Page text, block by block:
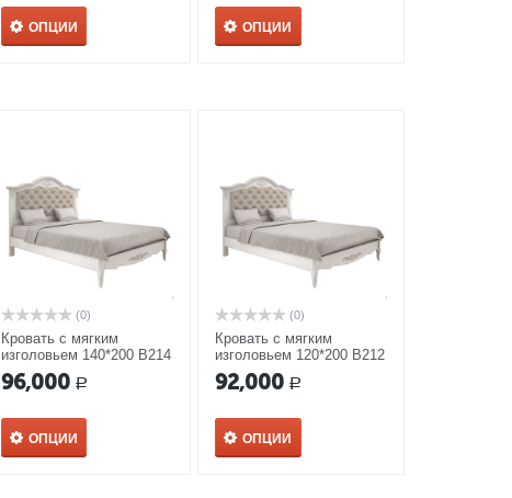
ОПЦИИ ОПЦИИ
(0)
Кровать с мягким
изголовьем 140*200 В214
Прованс Алетан
96,000 Р
ОПЦИИ
(0)
Кровать с мягким
изголовьем 120*200 В212
Прованс Алетан
92,000 Р
ОПЦИИ